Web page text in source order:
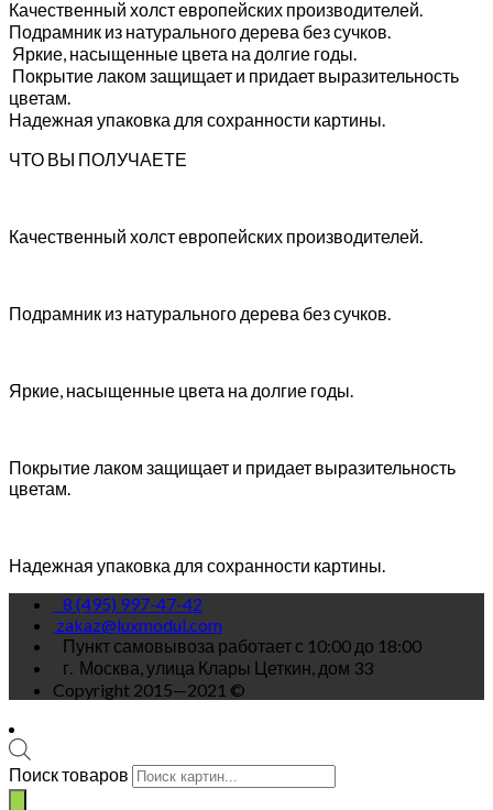
Качественный холст европейских производителей.
Подрамник из натурального дерева без сучков.
Яркие, насыщенные цвета на долгие годы.
Покрытие лаком защищает и придает выразительность
цветам.
Надежная упаковка для сохранности картины.
ЧТО ВЫ ПОЛУЧАЕТЕ
Качественный холст европейских производителей.
Подрамник из натурального дерева без сучков.
Яркие, насыщенные цвета на долгие годы.
Покрытие лаком защищает и придает выразительность
цветам.
Надежная упаковка для сохранности картины.
8 (495) 997-47-42
zakaz@luxmodul.com
Пункт самовывоза работает с 10:00 до 18:00
г. Москва, улица Клары Цеткин, дом 33
Copyright 2015—2021 ©
Поиск товаров